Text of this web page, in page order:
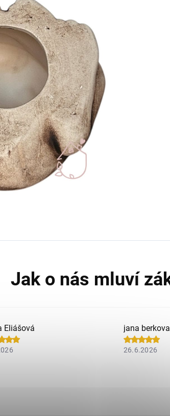
Eliášová jana berkova
26.6.2026